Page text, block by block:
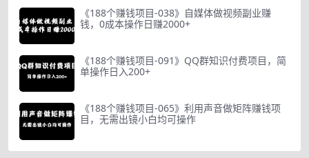
《188个赚钱项目-038》自媒体做视频副业赚
钱，0成本操作日赚2000+
《188个赚钱项目-091》QQ群知识付费项目，简
单操作日入200+
《188个赚钱项目-065》利用声音做矩阵赚钱项
目，无需出镜小白均可操作